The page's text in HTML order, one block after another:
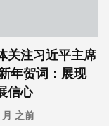
关注习近平主席
年贺词：展现
信心
之前